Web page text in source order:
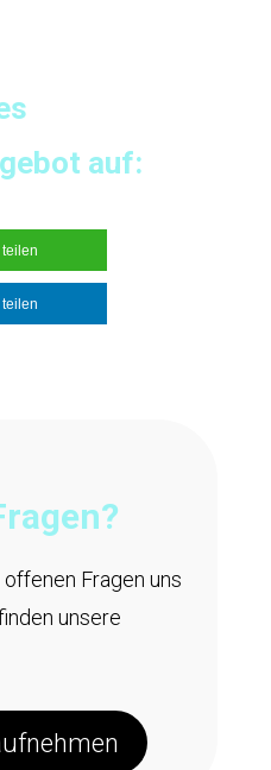
auf:
teilen
teilen
Fragen uns
unsere